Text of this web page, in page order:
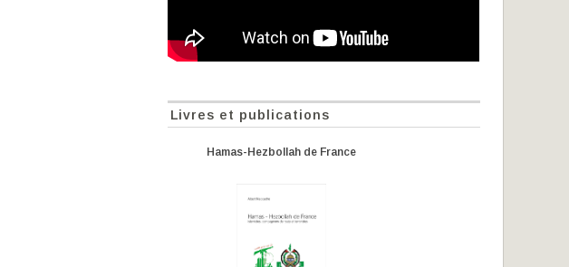
Livres et publications
Hamas-Hezbollah de France